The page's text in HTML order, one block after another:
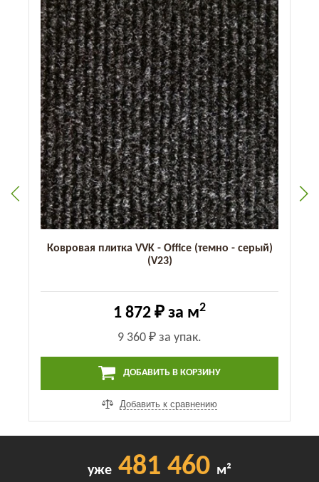
Ковровая плитка VVK - Office (темно - серый)
(V23)
1 872 ₽ за м2
9 360 ₽ за упак.
ДОБАВИТЬ В КОРЗИНУ
Добавить к сравнению
уже 481 460 м²